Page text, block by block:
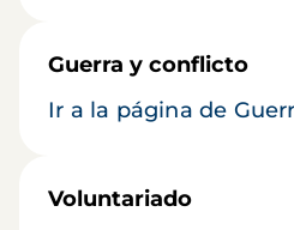
Guerra y conflicto
Ir a la página de
Voluntariado